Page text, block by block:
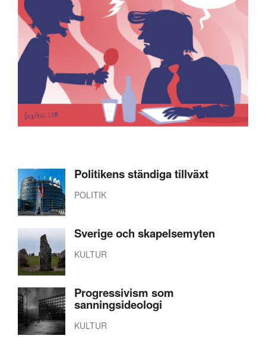
Politikens ständiga tillväxt
POLITIK
Sverige och skapelsemyten
KULTUR
Progressivism som
sanningsideologi
KULTUR